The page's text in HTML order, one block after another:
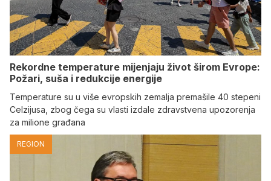
Rekordne temperature mijenjaju život širom Evrope:
Požari, suša i redukcije energije
Temperature su u više evropskih zemalja premašile 40 stepeni
Celzijusa, zbog čega su vlasti izdale zdravstvena upozorenja
za milione građana
REGION